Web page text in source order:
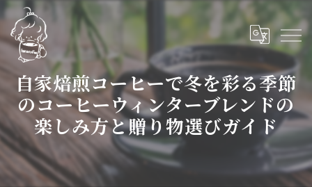
自家焙煎コーヒーで冬を彩る季節
のコーヒーウィンターブレンドの
楽しみ方と贈り物選びガイド